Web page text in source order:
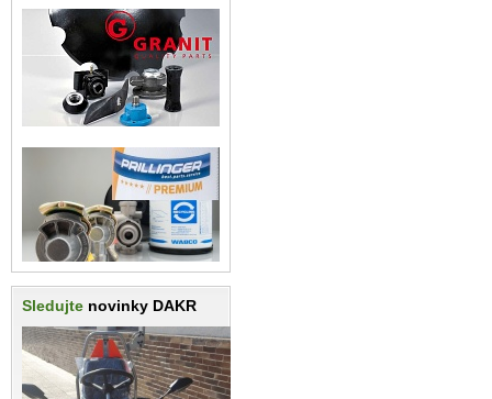
Sledujte novinky DAKR